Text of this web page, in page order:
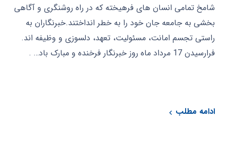
شامخ تمامی انسان های فرهیخته که در راه روشنگری و آگاهی
بخشی به جامعه جان خود را به خطر انداختند.خبرنگاران به
راستی تجسم امانت، مسئولیت، تعهد، دلسوزی و وظیفه اند.
فرارسیدن 17 مرداد ماه روز خبرنگار فرخنده و مبارک باد… .
ادامه مطلب